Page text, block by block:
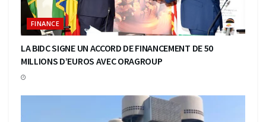
FINANCE
LA BIDC SIGNE UN ACCORD DE FINANCEMENT DE 50
MILLIONS D’EUROS AVEC ORAGROUP